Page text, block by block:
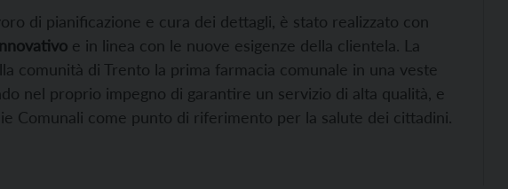
di pianificazione e cura dei dettagli, è stato realizzato con
e in linea con le nuove esigenze della clientela. La
comunità di Trento la prima farmacia comunale in una veste
nel proprio impegno di garantire un servizio di alta qualità, e
Comunali come punto di riferimento per la salute dei cittadini.